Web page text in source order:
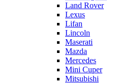
Land Rover
Lexus
Lifan
Lincoln
Maserati
Mazda
Mercedes
Mini Cuper
Mitsubishi